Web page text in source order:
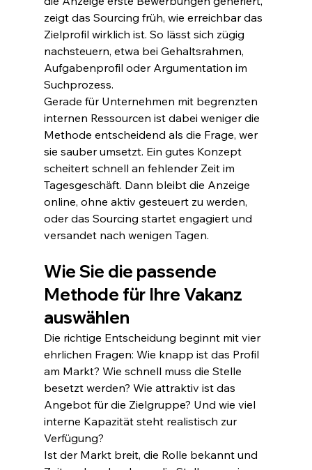
zeigt das Sourcing früh, wie erreichbar das
Zielprofil wirklich ist. So lässt sich zügig
nachsteuern, etwa bei Gehaltsrahmen,
Aufgabenprofil oder Argumentation im
Suchprozess.
Gerade für Unternehmen mit begrenzten
internen Ressourcen ist dabei weniger die
Methode entscheidend als die Frage, wer
sie sauber umsetzt. Ein gutes Konzept
scheitert schnell an fehlender Zeit im
Tagesgeschäft. Dann bleibt die Anzeige
online, ohne aktiv gesteuert zu werden,
oder das Sourcing startet engagiert und
versandet nach wenigen Tagen.
Wie Sie die passende
Methode für Ihre Vakanz
auswählen
Die richtige Entscheidung beginnt mit vier
ehrlichen Fragen: Wie knapp ist das Profil
am Markt? Wie schnell muss die Stelle
besetzt werden? Wie attraktiv ist das
Angebot für die Zielgruppe? Und wie viel
interne Kapazität steht realistisch zur
Verfügung?
Ist der Markt breit, die Rolle bekannt und